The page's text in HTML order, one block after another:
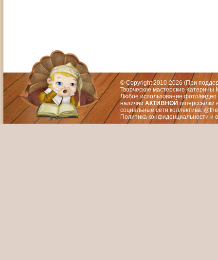
© Copyright 2010-2026 (При
Творческие мастерские
Любое использование фото/видео
наличии АКТИВНОЙ гиперссылки
социальные сети коллектива:
Политика конфиденциальности и